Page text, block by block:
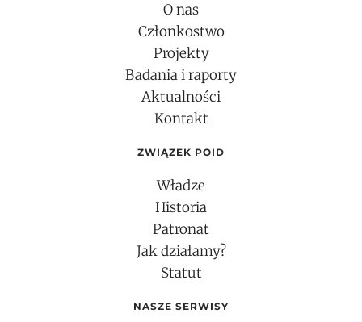
O nas
Członkostwo
Projekty
Badania i raporty
Aktualności
Kontakt
ZWIĄZEK POID
Władze
Historia
Patronat
Jak działamy?
Statut
NASZE SERWISY